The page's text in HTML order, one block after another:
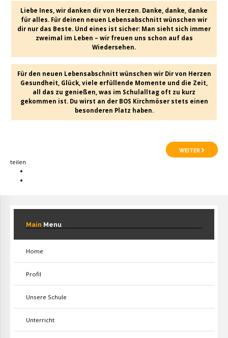
Liebe Ines, wir danken dir von Herzen. Danke, danke, danke
für alles. Für deinen neuen Lebensabschnitt wünschen wir
dir nur das Beste. Und eines ist sicher: Man sieht sich immer
zweimal im Leben – wir freuen uns schon auf das
Wiedersehen.
Für den neuen Lebensabschnitt wünschen wir Dir von Herzen
Gesundheit, Glück, viele erfüllende Momente und die Zeit,
all das zu genießen, was im Schulalltag oft zu kurz
gekommen ist. Du wirst an der BOS Kirchmöser stets einen
besonderen Platz haben.
WEITER
teilen
Main Menu
Home
Profil
Unsere Schule
Unterricht